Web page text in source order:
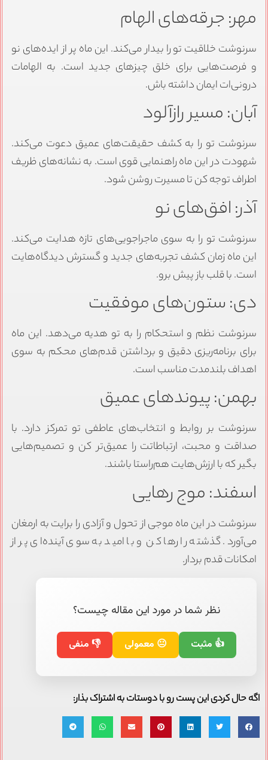
مهر: جرقه‌های الهام
سرنوشت خلاقیت تو را بیدار می‌کند. این ماه پر از ایده‌های نو
و فرصت‌هایی برای خلق چیزهای جدید است. به الهامات
درونی‌ات ایمان داشته باش.
آبان: مسیر رازآلود
سرنوشت تو را به کشف حقیقت‌های عمیق دعوت می‌کند.
شهودت در این ماه راهنمایی قوی است. به نشانه‌های ظریف
اطراف توجه کن تا مسیرت روشن شود.
آذر: افق‌های نو
سرنوشت تو را به سوی ماجراجویی‌های تازه هدایت می‌کند.
این ماه زمان کشف تجربه‌های جدید و گسترش دیدگاه‌هایت
است. با قلب باز پیش برو.
دی: ستون‌های موفقیت
سرنوشت نظم و استحکام را به تو هدیه می‌دهد. این ماه
برای برنامه‌ریزی دقیق و برداشتن قدم‌های محکم به سوی
اهداف بلندمدت مناسب است.
بهمن: پیوندهای عمیق
سرنوشت بر روابط و انتخاب‌های عاطفی تو تمرکز دارد. با
صداقت و محبت، ارتباطاتت را عمیق‌تر کن و تصمیم‌هایی
بگیر که با ارزش‌هایت هم‌راستا باشند.
اسفند: موج رهایی
سرنوشت در این ماه موجی از تحول و آزادی را برایت به ارمغان
می‌آورد. گذشته را رها کن و با امید به سوی آینده‌ای پر از
امکانات قدم بردار.
نظر شما در مورد این مقاله چیست؟
👍 مثبت 😐 معمولی 👎 منفی
اگه حال کردی این پست رو با دوستات به اشتراک بذار: